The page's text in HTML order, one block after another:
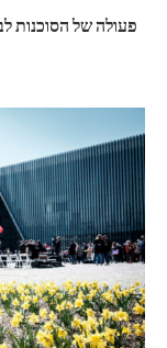
פעולה של הסוכנות